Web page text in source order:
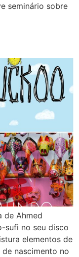
seminário sobre
de Ahmed
sufi no seu disco
elementos de
nascimento no